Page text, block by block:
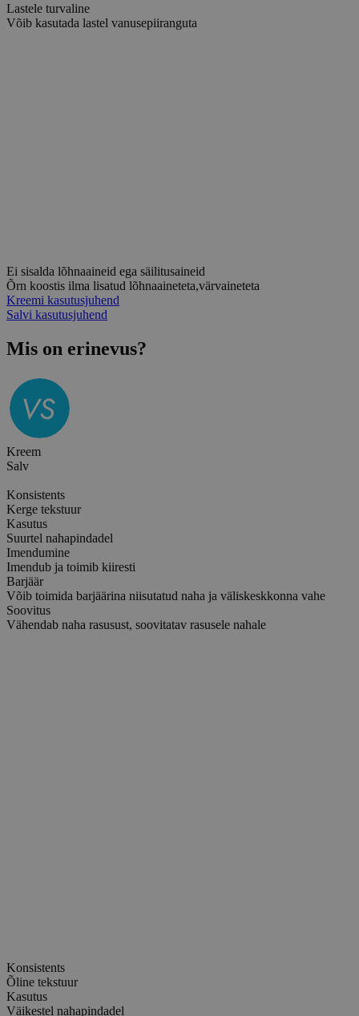
Lastele turvaline
Võib kasutada lastel vanusepiiranguta
Ei sisalda lõhnaaineid ega säilitusaineid
Õrn koostis ilma lisatud lõhnaaineteta,värvaineteta
Kreemi kasutusjuhend
Salvi kasutusjuhend
Mis on erinevus?
Kreem
Salv
Konsistents
Kerge tekstuur
Kasutus
Suurtel nahapindadel
Imendumine
Imendub ja toimib kiiresti
Barjäär
Võib toimida barjäärina niisutatud naha ja väliskeskkonna vahe
Soovitus
Vähendab naha rasusust, soovitatav rasusele nahale
Konsistents
Õline tekstuur
Kasutus
Väikestel nahapindadel